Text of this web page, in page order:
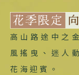
高山路途中之
風搖曳、迷人
花海迎賓。